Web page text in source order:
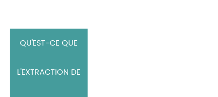
QU'EST-CE QUE
L'EXTRACTION DE